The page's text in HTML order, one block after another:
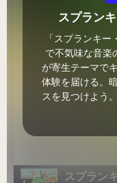
スプラン
「スプランキ
で不気味な音楽
が寄生テーマで
体験を届ける。
スを見つけよう
スプラン